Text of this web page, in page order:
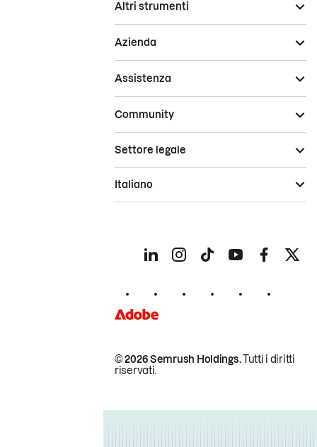
Altri strumenti
Azienda
Assistenza
Community
© 2026 Semrush Holdings.Tutti i diritti
riservati.
Settore legale
Italiano